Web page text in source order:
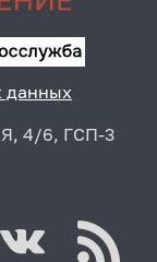
данных
4/6, ГСП-3